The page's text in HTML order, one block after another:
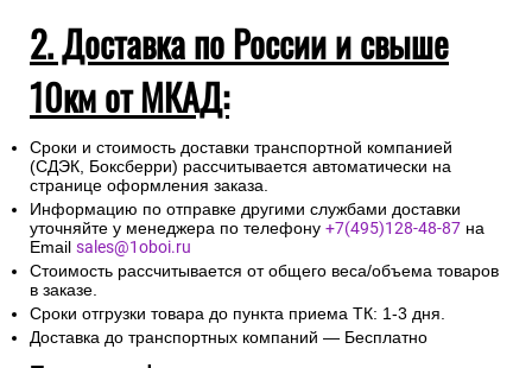
2. Доставка по России и свыше
10км от МКАД:
Сроки и стоимость доставки транспортной компанией
(СДЭК, Боксберри) рассчитывается автоматически на
странице оформления заказа.
Информацию по отправке другими службами доставки
уточняйте у менеджера по телефону +7(495)128-48-87 на
Email sales@1oboi.ru
Стоимость рассчитывается от общего веса/объема товаров
в заказе.
Сроки отгрузки товара до пункта приема ТК: 1-3 дня.
Доставка до транспортных компаний — Бесплатно